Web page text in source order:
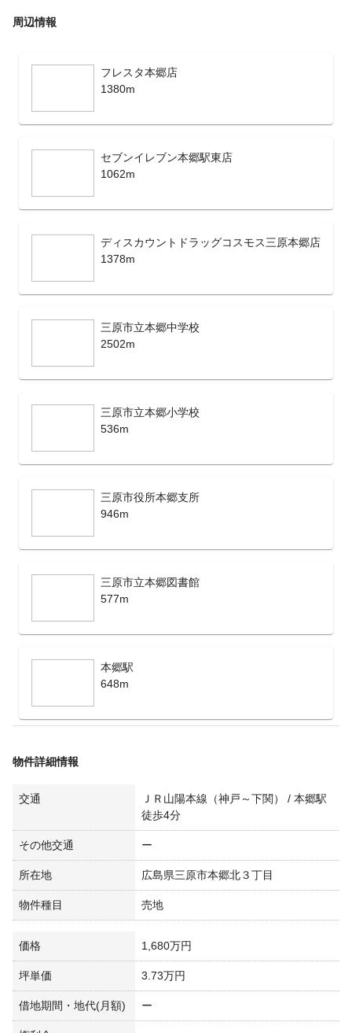
周辺情報
フレスタ本郷店
1380m
セブンイレブン本郷駅東店
1062m
ディスカウントドラッグコスモス三原本郷店
1378m
三原市立本郷中学校
2502m
三原市立本郷小学校
536m
三原市役所本郷支所
946m
三原市立本郷図書館
577m
本郷駅
648m
物件詳細情報
交通
ＪＲ山陽本線（神戸～下関） / 本郷駅
徒歩4分
その他交通 ー
所在地 広島県三原市本郷北３丁目
物件種目 売地
価格 1,680万円
坪単価 3.73万円
借地期間・地代(月額) ー